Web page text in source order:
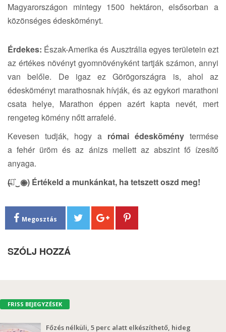
Magyarországon mintegy 1500 hektáron, elsősorban a
közönséges édesköményt.
Érdekes: Észak-Amerika és Ausztrália egyes területein ezt
az értékes növényt gyomnövényként tartják számon, annyi
van belőle. De igaz ez Görögországra is, ahol az
édesköményt marathosnak hívják, és az egykori marathoni
csata helye, Marathon éppen azért kapta nevét, mert
rengeteg kömény nőtt arrafelé.
Kevesen tudják, hogy a római édeskömény termése
a fehér üröm és az ánizs mellett az abszint fő ízesítő
anyaga.
(̶◉͛‿◉̶) Értékeld a munkánkat, ha tetszett oszd meg!
Megosztás
SZÓLJ HOZZÁ
FRISS BEJEGYZÉSEK
Főzés nélküli, 5 perc alatt elkészíthető, hideg